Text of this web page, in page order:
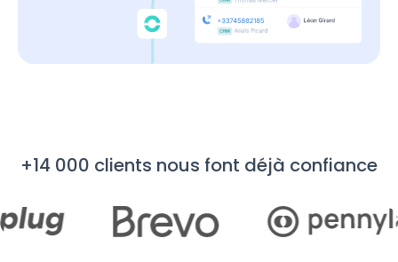
+14 000 clients nous font déjà confiance